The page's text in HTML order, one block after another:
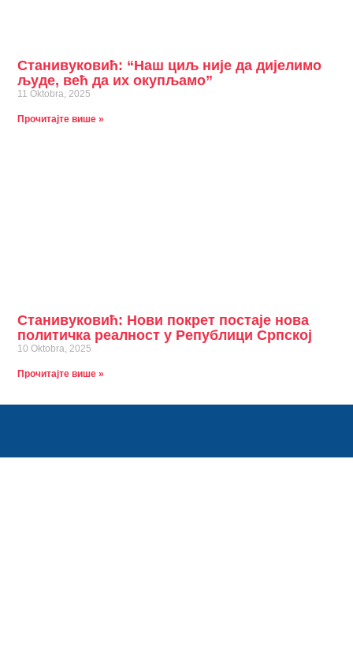
Станивуковић: “Наш циљ није да дијелимо
људе, већ да их окупљамо”
11 Oktobra, 2025
Прочитајте више »
Станивуковић: Нови покрет постаје нова
политичка реалност у Републици Српској
10 Oktobra, 2025
Прочитајте више »